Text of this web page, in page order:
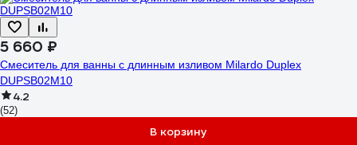
5 660 ₽
Смеситель для ванны с длинным изливом Milardo Duplex
DUPSB02M10
4.2
(52)
В корзину